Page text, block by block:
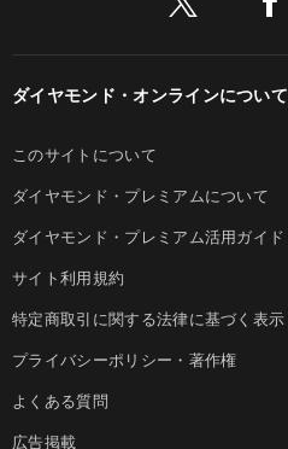
ダイヤモンド・オンラインについて
このサイトについて
ダイヤモンド・プレミアムについて
ダイヤモンド・プレミアム活用ガイド
サイト利用規約
特定商取引に関する法律に基づく表示
プライバシーポリシー・著作権
よくある質問
広告掲載